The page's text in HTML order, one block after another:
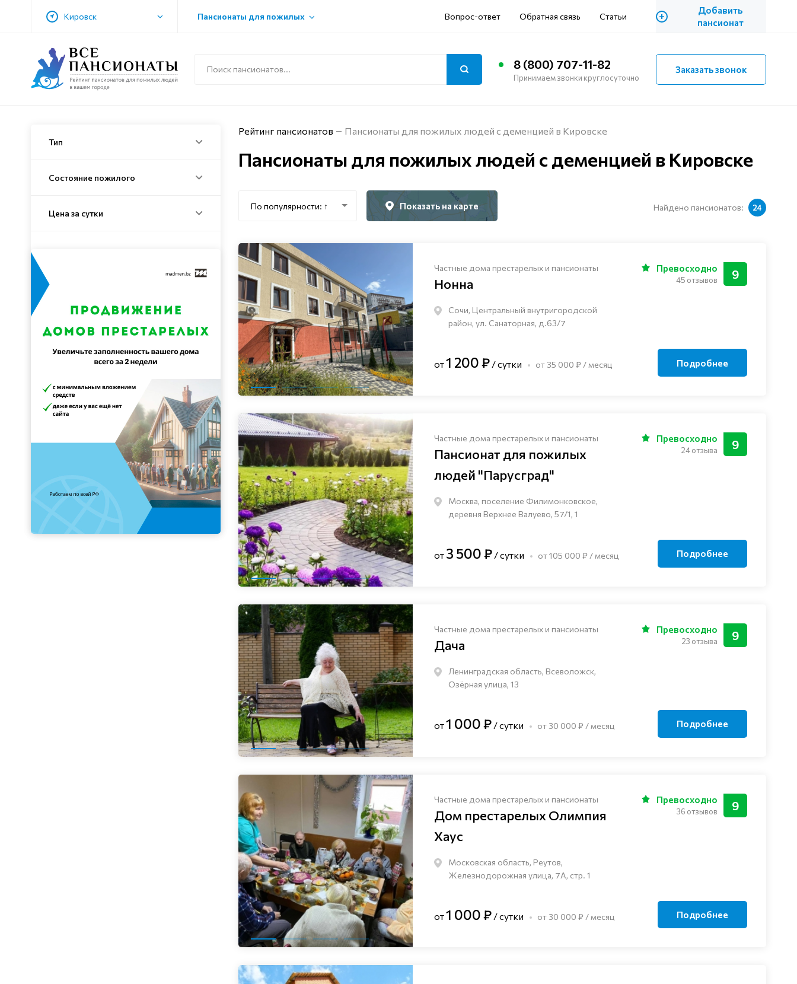
Кировск Пансионаты для пожилых Вопрос-ответ Обратная связь Статьи +
Добавить
пансионат
8 (800) 707-11-82
Принимаем звонки круглосуточно
Заказать звонок
Тип
Состояние пожилого
Цена за сутки
Рейтинг пансионатов Пансионаты для пожилых людей с деменцией в Кировске
Пансионаты для пожилых людей с деменцией в Кировске
По популярности: ↑ Показать на карте Найдено пансионатов: 24
Частные дома престарелых и пансионаты
Нонна
Сочи, Центральный внутригородской
район, ул. Санаторная, д.63/7
9
Превосходно
45 отзывов
от1 200 ₽ / сутки от 35 000 ₽ / месяц Подробнее
Частные дома престарелых и пансионаты
Пансионат для пожилых
людей "Парусград"
Москва, поселение Филимонковское,
деревня Верхнее Валуево, 57/1, 1
9
Превосходно
24 отзыва
от 3 500 ₽ / сутки от 105 000 ₽ / месяц Подробнее
Частные дома престарелых и пансионаты
Дача
Ленинградская область, Всеволожск,
Озёрная улица, 13
9
Превосходно
23 отзыва
от1 000 ₽ / сутки от 30 000 ₽ / месяц Подробнее
Частные дома престарелых и пансионаты
Дом престарелых Олимпия
Хаус
Московская область, Реутов,
Железнодорожная улица, 7А, стр. 1
9
Превосходно
36 отзывов
от1 000 ₽ / сутки от 30 000 ₽ / месяц Подробнее